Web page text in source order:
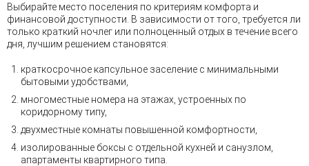
Выбирайте место поселения по критериям комфорта и
финансовой доступности. В зависимости от того, требуется ли
только краткий ночлег или полноценный отдых в течение всего
дня, лучшим решением становятся:
краткосрочное капсульное заселение с минимальными
бытовыми удобствами,
многоместные номера на этажах, устроенных по
коридорному типу,
двухместные комнаты повышенной комфортности,
изолированные боксы с отдельной кухней и санузлом,
апартаменты квартирного типа.